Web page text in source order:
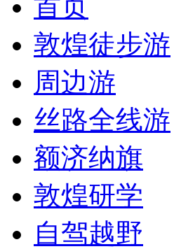
首页
敦煌徒步游
周边游
丝路全线游
额济纳旗
敦煌研学
自驾越野